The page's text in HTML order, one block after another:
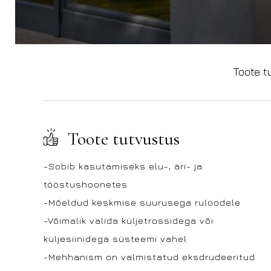
Toote
Toote tutvustus
-Sobib kasutamiseks elu-, äri- ja
tööstushoonetes
-Mõeldud keskmise suurusega ruloodele
-Võimalik valida küljetrossidega või
küljesiinidega süsteemi vahel
-Mehhanism on valmistatud eksdrudeeritud